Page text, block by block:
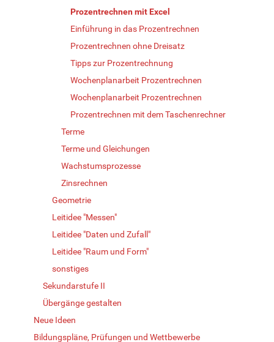
Prozentrechnen mit Excel
Einführung in das Prozentrechnen
Prozentrechnen ohne Dreisatz
Tipps zur Prozentrechnung
Wochenplanarbeit Prozentrechnen
Wochenplanarbeit Prozentrechnen
Prozentrechnen mit dem Taschenrechner
Terme
Terme und Gleichungen
Wachstumsprozesse
Zinsrechnen
Geometrie
Leitidee "Messen"
Leitidee "Daten und Zufall"
Leitidee "Raum und Form"
sonstiges
Sekundarstufe II
Übergänge gestalten
Neue Ideen
Bildungspläne, Prüfungen und Wettbewerbe